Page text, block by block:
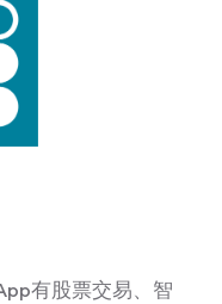
有股票交易、智